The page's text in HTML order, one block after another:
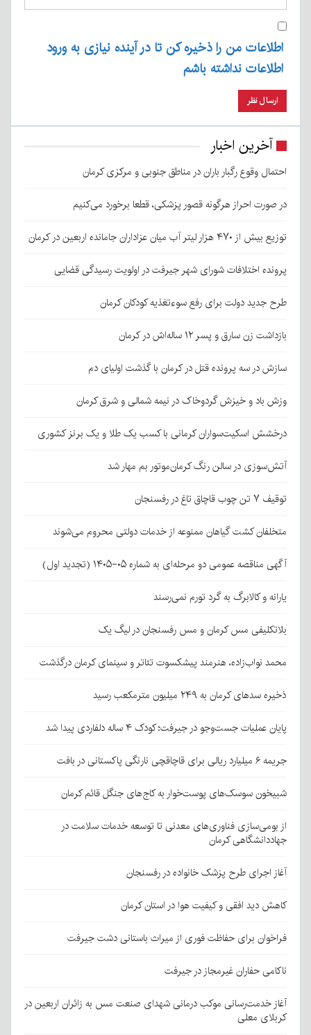
اطلاعات من را ذخیره کن تا در آینده نیازی به ورود
اطلاعات نداشته باشم
آخرین اخبار
احتمال وقوع رگبار باران در مناطق جنوبی و مرکزی کرمان
در صورت احراز هرگونه قصور پزشکی، قطعا برخورد می‌کنیم
توزیع بیش از ۴۷۰ هزار لیتر آب میان عزاداران جامانده اربعین در کرمان
پرونده اختلافات شورای شهر جیرفت در اولویت رسیدگی قضایی
طرح جدید دولت برای رفع سوءتغذیه کودکان کرمان
بازداشت زن سارق و پسر ۱۲ ساله‌اش در کرمان
سازش در سه پرونده قتل در کرمان با گذشت اولیای دم
وزش باد و خیزش گردوخاک در نیمه شمالی و شرق کرمان
درخشش اسکیت‌سواران کرمانی با کسب یک طلا و یک برنز کشوری
آتش‌سوزی در سالن رنگ کرمان‌موتور بم مهار شد
توقیف ۷ تن چوب قاچاق تاغ در رفسنجان
متخلفان کشت گیاهان ممنوعه از خدمات دولتی محروم می‌شوند
آگهی مناقصه عمومی دو مرحله‌ای به شماره ۰۵-۱۴۰۵ (تجدید اول)
یارانه و کالابرگ به گرد تورم نمی‌رسند
بلاتکلیفی مس کرمان و مس رفسنجان در لیگ یک
محمد نواب‌زاده، هنرمند پیشکسوت تئاتر و سینمای کرمان درگذشت
ذخیره سدهای کرمان به ۲۴۹ میلیون مترمکعب رسید
پایان عملیات جست‌وجو در جیرفت؛ کودک ۴ ساله دلفاردی پیدا شد
جریمه ۶ میلیارد ریالی برای قاچاقچی نارنگی پاکستانی در بافت
شبیخون سوسک‌های پوست‌خوار به کاج‌های جنگل قائم کرمان
از بومی‌سازی فناوری‌های معدنی تا توسعه خدمات سلامت در
جهاددانشگاهی کرمان
آغاز اجرای طرح پزشک خانواده در رفسنجان
کاهش دید افقی و کیفیت هوا در استان کرمان
فراخوان برای حفاظت فوری از میراث باستانی دشت جیرفت
ناکامی حفاران غیرمجاز در جیرفت
آغاز خدمت‌رسانی موکب درمانی شهدای صنعت مس به زائران اربعین در
کربلای معلی